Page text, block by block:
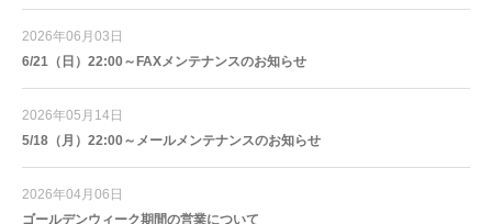
2026年06月03日
6/21（日）22:00～FAXメンテナンスのお知らせ
2026年05月14日
5/18（月）22:00～メールメンテナンスのお知らせ
2026年04月06日
ゴールデンウィーク期間の営業について